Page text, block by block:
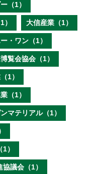
（1）
） 大信産業（1）
・ワン（1）
覧会協会（1）
1）
（1）
マテリアル（1）
）
議会（1）